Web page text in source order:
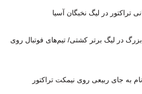
در لیگ برتر کشتی/ تیم‌های فوتبال روی
به جای ربیعی روی نیمکت تراکتور